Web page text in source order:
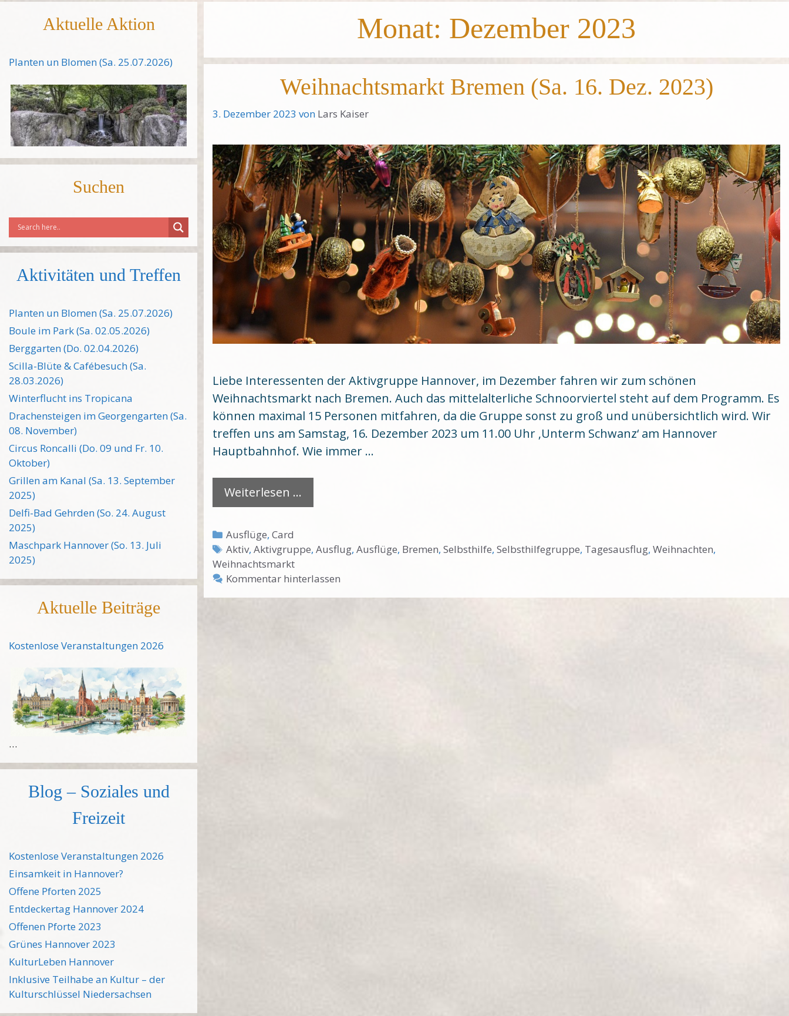
Monat: Dezember 2023
Weihnachtsmarkt Bremen (Sa. 16. Dez. 2023)
3. Dezember 2023 von Lars Kaiser
Liebe Interessenten der Aktivgruppe Hannover, im Dezember fahren wir zum schönen
Weihnachtsmarkt nach Bremen. Auch das mittelalterliche Schnoorviertel steht auf dem Programm. Es
können maximal 15 Personen mitfahren, da die Gruppe sonst zu groß und unübersichtlich wird. Wir
treffen uns am Samstag, 16. Dezember 2023 um 11.00 Uhr ‚Unterm Schwanz‘ am Hannover
Hauptbahnhof. Wie immer …
Weiterlesen …
Kategorien
Ausflüge,Card
Schlagwörter
Aktiv,Aktivgruppe,Ausflug,Ausflüge, Bremen,Selbsthilfe,Selbsthilfegruppe, Tagesausflug,Weihnachten,
Weihnachtsmarkt
Kommentar hinterlassen
Aktuelle Aktion
Planten un Blomen (Sa. 25.07.2026)
Suchen
Aktivitäten und Treffen
Planten un Blomen (Sa. 25.07.2026)
Boule im Park (Sa. 02.05.2026)
Berggarten (Do. 02.04.2026)
Scilla-Blüte & Cafébesuch (Sa.
28.03.2026)
Winterflucht ins Tropicana
Drachensteigen im Georgengarten (Sa.
08. November)
Circus Roncalli (Do. 09 und Fr. 10.
Oktober)
Grillen am Kanal (Sa. 13. September
2025)
Delfi-Bad Gehrden (So. 24. August
2025)
Maschpark Hannover (So. 13. Juli
2025)
Aktuelle Beiträge
Kostenlose Veranstaltungen 2026
…
Blog – Soziales und
Freizeit
Kostenlose Veranstaltungen 2026
Einsamkeit in Hannover?
Offene Pforten 2025
Entdeckertag Hannover 2024
Offenen Pforte 2023
Grünes Hannover 2023
KulturLeben Hannover
Inklusive Teilhabe an Kultur – der
Kulturschlüssel Niedersachsen